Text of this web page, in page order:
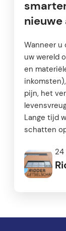
nieuwe
Wanneer u
uw wereld
en
pijn, het
Lange tijd
schatten